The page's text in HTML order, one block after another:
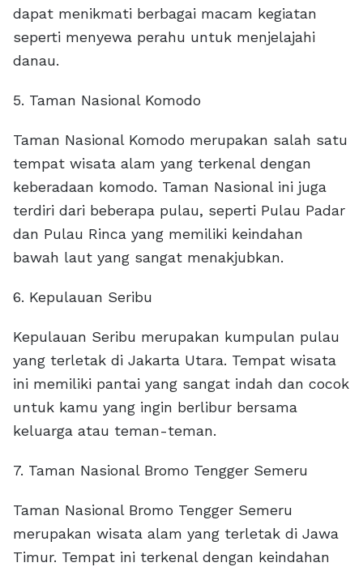
dapat menikmati berbagai macam kegiatan
seperti menyewa perahu untuk menjelajahi
danau.
5. Taman Nasional Komodo
Taman Nasional Komodo merupakan salah satu
tempat wisata alam yang terkenal dengan
keberadaan komodo. Taman Nasional ini juga
terdiri dari beberapa pulau, seperti Pulau Padar
dan Pulau Rinca yang memiliki keindahan
bawah laut yang sangat menakjubkan.
6. Kepulauan Seribu
Kepulauan Seribu merupakan kumpulan pulau
yang terletak di Jakarta Utara. Tempat wisata
ini memiliki pantai yang sangat indah dan cocok
untuk kamu yang ingin berlibur bersama
keluarga atau teman-teman.
7. Taman Nasional Bromo Tengger Semeru
Taman Nasional Bromo Tengger Semeru
merupakan wisata alam yang terletak di Jawa
Timur. Tempat ini terkenal dengan keindahan